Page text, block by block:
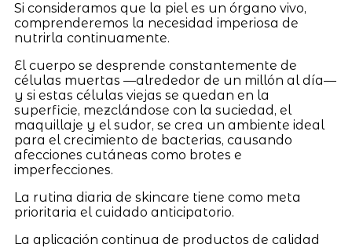
Si consideramos que la piel es un órgano vivo,
comprenderemos la necesidad imperiosa de
nutrirla continuamente.
El cuerpo se desprende constantemente de
células muertas —alrededor de un millón al día—
y si estas células viejas se quedan en la
superficie, mezclándose con la suciedad, el
maquillaje y el sudor, se crea un ambiente ideal
para el crecimiento de bacterias, causando
afecciones cutáneas como brotes e
imperfecciones.
La rutina diaria de skincare tiene como meta
prioritaria el cuidado anticipatorio.
La aplicación continua de productos de calidad